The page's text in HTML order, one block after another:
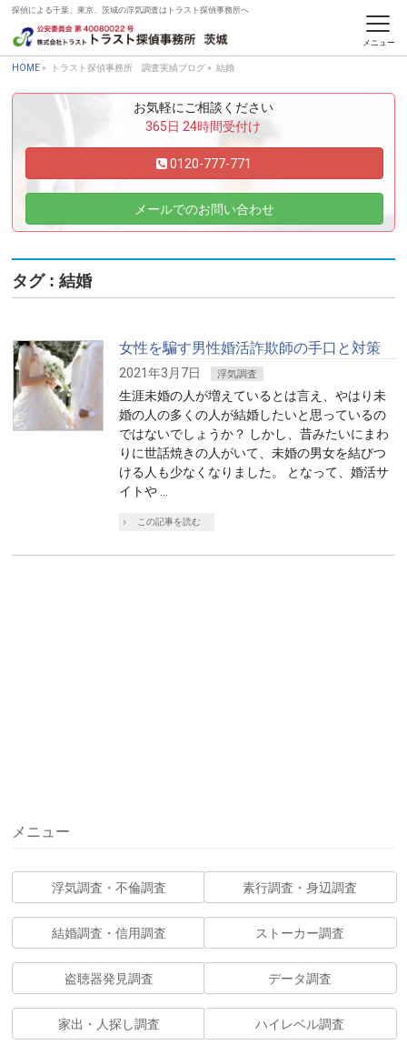
探偵による千葉、東京、茨城の浮気調査はトラスト探偵事務所へ
トラスト探偵事務所 調査実績ブログ
HOME » トラスト探偵事務所 調査実績ブログ » 結婚
お気軽にご相談ください
365日 24時間受付け
0120-777-771
メールでのお問い合わせ
タグ : 結婚
女性を騙す男性婚活詐欺師の手口と対策
2021年3月7日 浮気調査
生涯未婚の人が増えているとは言え、やはり未
婚の人の多くの人が結婚したいと思っているの
ではないでしょうか？ しかし、昔みたいにまわ
りに世話焼きの人がいて、未婚の男女を結びつ
ける人も少なくなりました。 となって、婚活サ
イトや …
この記事を読む
メニュー
浮気調査・不倫調査 素行調査・身辺調査
結婚調査・信用調査 ストーカー調査
盗聴器発見調査 データ調査
家出・人探し調査 ハイレベル調査